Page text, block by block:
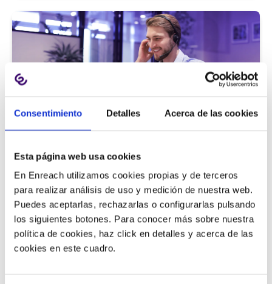
Consentimiento Detalles Acerca de las cookies
Esta página web usa cookies
En Enreach utilizamos cookies propias y de terceros
para realizar análisis de uso y medición de nuestra web.
Puedes aceptarlas, rechazarlas o configurarlas pulsando
los siguientes botones. Para conocer más sobre nuestra
política de cookies, haz click en detalles y acerca de las
cookies en este cuadro.
9 métricas de call center para medir
la satisfacción del cliente
11/06/2026